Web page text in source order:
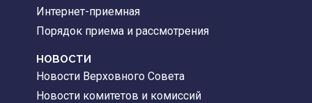
Интернет-приемная
Порядок приема и рассмотрения
НОВОСТИ
Новости Верховного Совета
Новости комитетов и комиссий